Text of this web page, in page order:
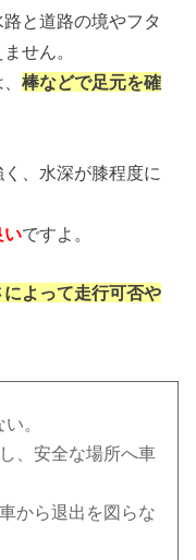
と道路の境やフタ
せん。
、棒などで足元を確
、水深が膝程度に
いですよ。
よって走行可否や
。
、安全な場所へ車
から退出を図らな